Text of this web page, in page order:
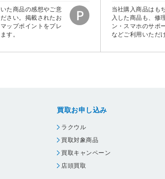
た商品の感想やご意
さい。掲載されたお
ップポイントをプレ
す。
当社購入商品はも
入した商品も、修
ン・スマホのサポ
などご利用いただ
買取お申し込み
ラクウル
買取対象商品
買取キャンペーン
店頭買取